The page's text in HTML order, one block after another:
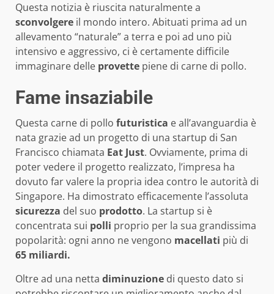
Questa notizia è riuscita naturalmente a
sconvolgere il mondo intero. Abituati prima ad un
allevamento “naturale” a terra e poi ad uno più
intensivo e aggressivo, ci è certamente difficile
immaginare delle provette piene di carne di pollo.
Fame insaziabile
Questa carne di pollo futuristica e all’avanguardia è
nata grazie ad un progetto di una startup di San
Francisco chiamata Eat Just. Ovviamente, prima di
poter vedere il progetto realizzato, l’impresa ha
dovuto far valere la propria idea contro le autorità di
Singapore. Ha dimostrato efficacemente l’assoluta
sicurezza del suo prodotto. La startup si è
concentrata sui polli proprio per la sua grandissima
popolarità: ogni anno ne vengono macellati più di
65 miliardi.
Oltre ad una netta diminuzione di questo dato si